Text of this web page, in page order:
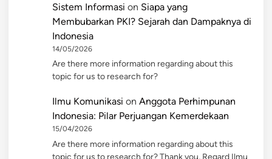
Sistem Informasi on Siapa yang
Membubarkan PKI? Sejarah dan Dampaknya di
Indonesia
14/05/2026
Are there more information regarding about this
topic for us to research for?
Ilmu Komunikasi on Anggota Perhimpunan
Indonesia: Pilar Perjuangan Kemerdekaan
15/04/2026
Are there more information regarding about this
topic for us to research for? Thank you, Regard Ilmu